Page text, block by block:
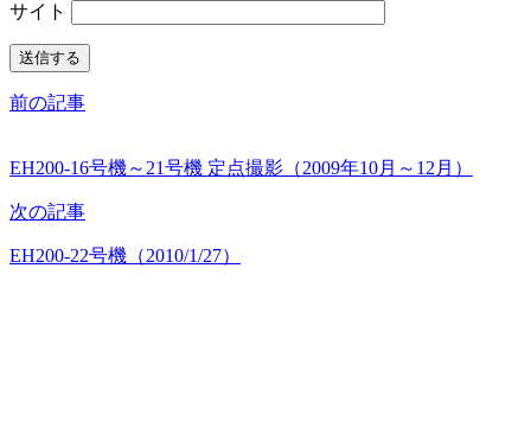
サイト
前の記事
EH200-16号機～21号機 定点撮影（2009年10月～12月）
次の記事
EH200-22号機（2010/1/27）